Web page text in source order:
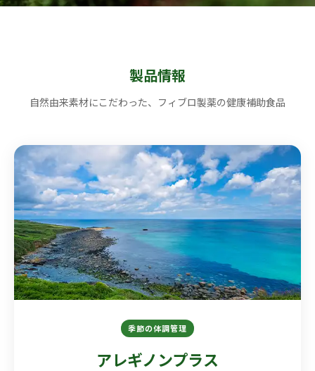
自然の力で、
毎日を整える。
フィブロ製薬が自然由来素材にこだわり続ける理由
アレギノンプラス イサゴールプラス
製品情報
自然由来素材にこだわった、フィブロ製薬の健康補助食品
季節の体調管理
アレギノンプラス